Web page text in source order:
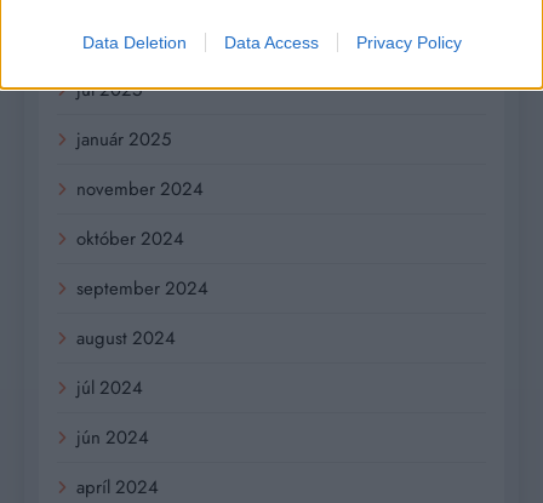
Data Deletion Data Access Privacy Policy
november 2025
júl 2025
január 2025
november 2024
október 2024
september 2024
august 2024
júl 2024
jún 2024
apríl 2024